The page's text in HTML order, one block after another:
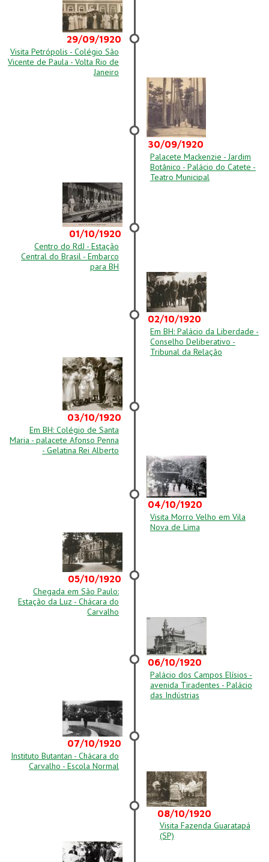
29/09/1920
Visita Petrópolis - Colégio São
Vicente de Paula - Volta Rio de
Janeiro
30/09/1920
Palacete Mackenzie - Jardim
Botânico - Palácio do Catete -
Teatro Municipal
01/10/1920
Centro do RdJ - Estação
Central do Brasil - Embarco
para BH
02/10/1920
Em BH: Palácio da Liberdade -
Conselho Deliberativo -
Tribunal da Relação
03/10/1920
Em BH: Colégio de Santa
Maria - palacete Afonso Penna
- Gelatina Rei Alberto
04/10/1920
Visita Morro Velho em Vila
Nova de Lima
05/10/1920
Chegada em São Paulo:
Estação da Luz - Chácara do
Carvalho
06/10/1920
Palácio dos Campos Elísios -
avenida Tiradentes - Palácio
das Indústrias
07/10/1920
Instituto Butantan - Chácara do
Carvalho - Escola Normal
08/10/1920
Visita Fazenda Guaratapá
(SP)